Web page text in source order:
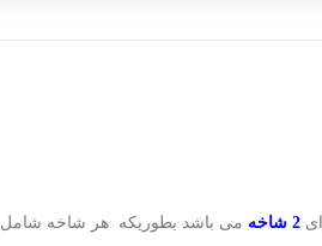
2 شاخه می باشد بطوریکه هر شاخه شامل